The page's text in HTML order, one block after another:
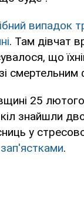
випадок
. Там дівчат
що
25 лютого
знайшли
у
.